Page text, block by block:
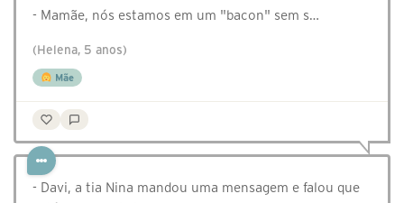
- Mamãe, nós estamos em um "bacon" sem s…
(Helena, 5 anos)
Mãe
- Davi, a tia Nina mandou uma mensagem e falou que